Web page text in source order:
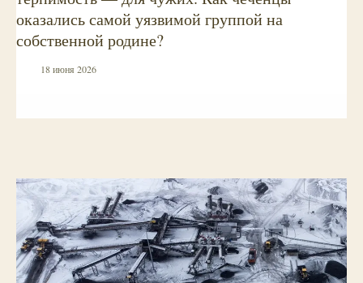
оказались самой уязвимой группой на
собственной родине?
18 июня 2026